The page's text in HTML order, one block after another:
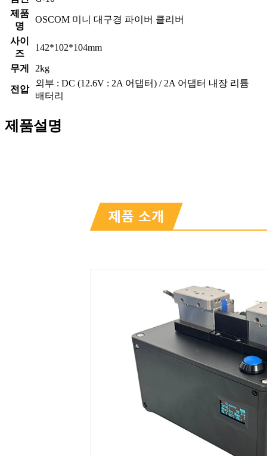
제품
명
OSCOM 미니 대구경 파이버 클리버
사이
즈
142*102*104mm
무게 2kg
전압
외부 : DC (12.6V : 2A 어댑터) / 2A 어댑터 내장 리튬
배터리
제품설명